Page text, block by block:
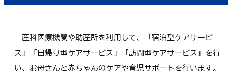
産科医療機関や助産所を利用して、「宿泊型ケアサービ
ス」「日帰り型ケアサービス」「訪問型ケアサービス」を行
い、お母さんと赤ちゃんのケアや育児サポートを行います。